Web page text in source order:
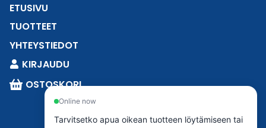
ETUSIVU
TUOTTEET
YHTEYSTIEDOT
KIRJAUDU
OSTOSKORI
Online now
Tarvitsetko apua oikean tuotteen löytämiseen tai